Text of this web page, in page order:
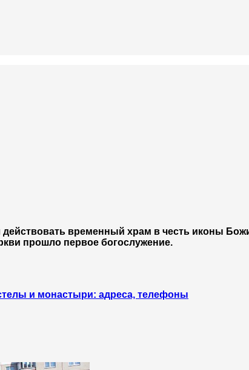
действовать временный храм в честь иконы
прошло первое богослужение.
и монастыри: адреса, телефоны